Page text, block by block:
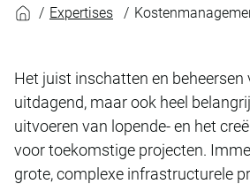
Expertises
Het juist inschatten en beheersen
uitdagend, maar ook heel
uitvoeren van lopende- en het
voor toekomstige projecten.
grote, complexe infrastructurele